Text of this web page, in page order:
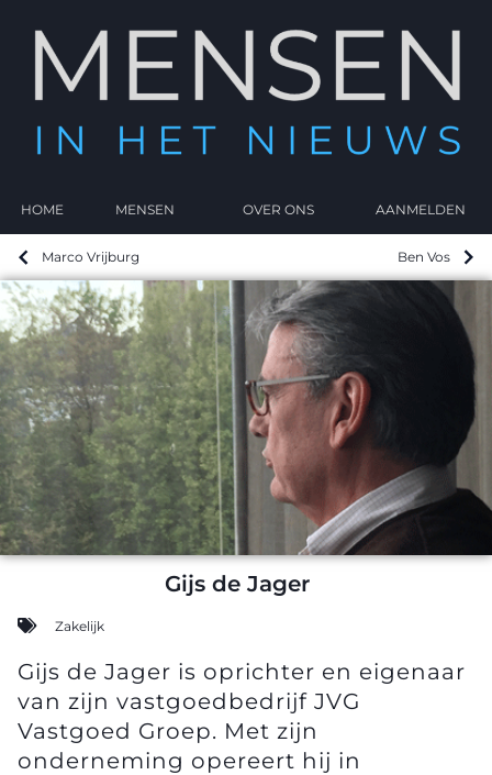
HOME MENSEN OVER ONS AANMELDEN
Marco Vrijburg Ben Vos
Gijs de Jager is oprichter en eigenaar
van zijn vastgoedbedrijf JVG
Vastgoed Groep. Met zijn
onderneming opereert hij in
Gijs de Jager
Zakelijk